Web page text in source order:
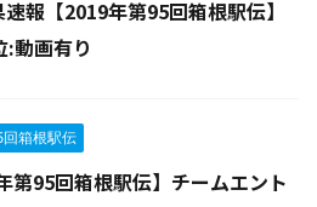
報【2019年第95回箱根駅伝】
:動画有り
箱根駅伝
第95回箱根駅伝】チームエント